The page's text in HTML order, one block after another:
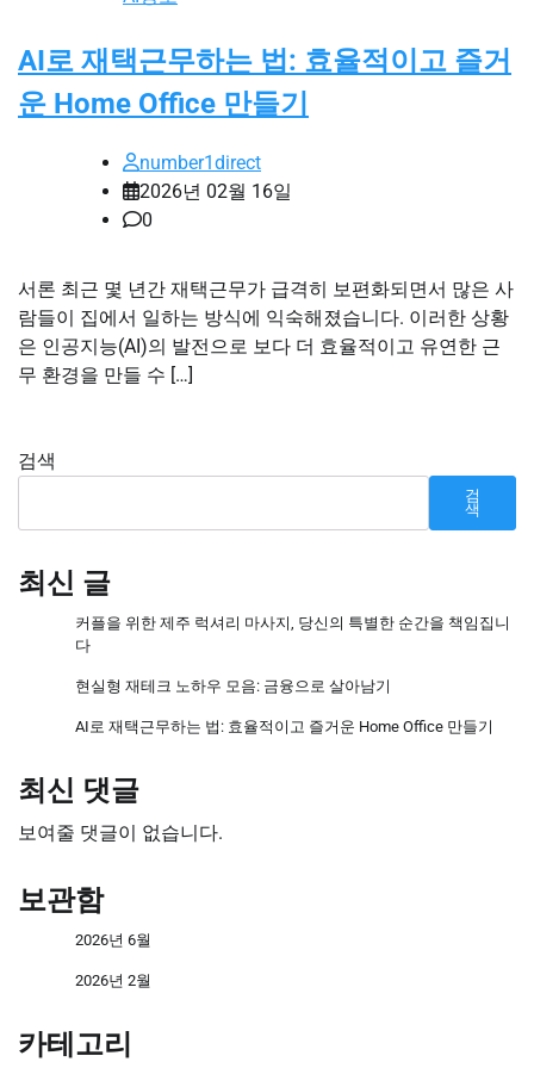
AI로 재택근무하는 법: 효율적이고 즐거
운 Home Office 만들기
number1direct
2026년 02월 16일
0
서론 최근 몇 년간 재택근무가 급격히 보편화되면서 많은 사
람들이 집에서 일하는 방식에 익숙해졌습니다. 이러한 상황
은 인공지능(AI)의 발전으로 보다 더 효율적이고 유연한 근
무 환경을 만들 수 […]
검색
검
색
최신 글
커플을 위한 제주 럭셔리 마사지, 당신의 특별한 순간을 책임집니
다
현실형 재테크 노하우 모음: 금융으로 살아남기
AI로 재택근무하는 법: 효율적이고 즐거운 Home Office 만들기
최신 댓글
보여줄 댓글이 없습니다.
보관함
2026년 6월
2026년 2월
카테고리